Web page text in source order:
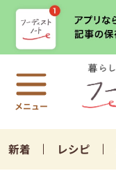
新着 レシピ